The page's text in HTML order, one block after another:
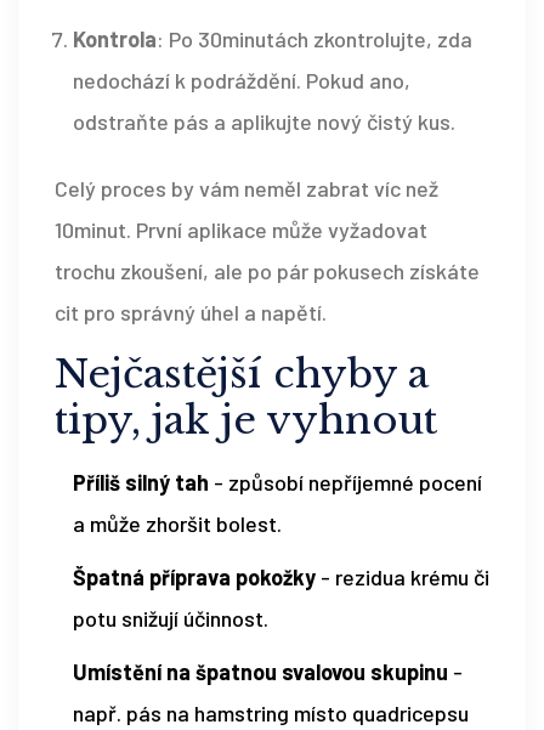
Kontrola: Po 30minutách zkontrolujte, zda
nedochází k podráždění. Pokud ano,
odstraňte pás a aplikujte nový čistý kus.
Celý proces by vám neměl zabrat víc než
10minut. První aplikace může vyžadovat
trochu zkoušení, ale po pár pokusech získáte
cit pro správný úhel a napětí.
Nejčastější chyby a
tipy, jak je vyhnout
Příliš silný tah - způsobí nepříjemné pocení
a může zhoršit bolest.
Špatná příprava pokožky - rezidua krému či
potu snižují účinnost.
Umístění na špatnou svalovou skupinu -
např. pás na hamstring místo quadricepsu